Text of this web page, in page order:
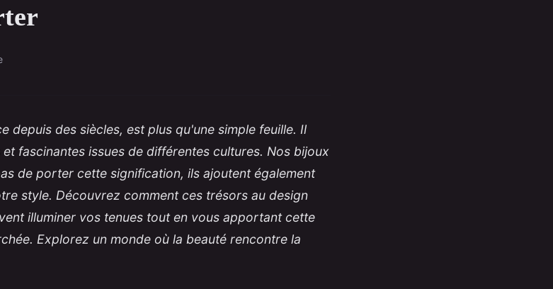
depuis des siècles, est plus qu'une simple feuille. Il
fascinantes issues de différentes cultures. Nos bijoux
de porter cette signification, ils ajoutent également
style. Découvrez comment ces trésors au design
illuminer vos tenues tout en vous apportant cette
Explorez un monde où la beauté rencontre la